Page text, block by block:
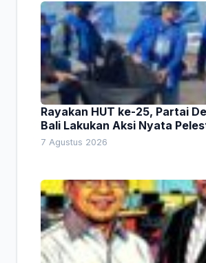
Rayakan HUT ke-25, Partai
Bali Lakukan Aksi Nyata
Lingkungan
7 Agustus 2026